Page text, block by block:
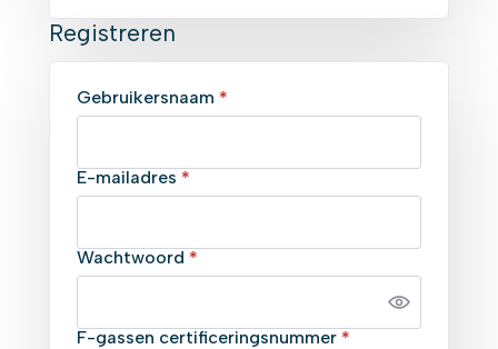
Registreren
Gebruikersnaam *
E-mailadres *Vereist
Wachtwoord *Vereist
F-gassen certificeringsnummer *